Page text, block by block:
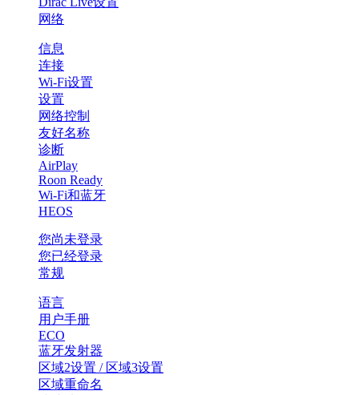
网络
信息
连接
Wi-Fi设置
设置
网络控制
友好名称
诊断
AirPlay
Roon Ready
Wi-Fi和蓝牙
HEOS
您尚未登录
您已经登录
常规
语言
用户手册
ECO
蓝牙发射器
区域2设置 / 区域3设置
区域重命名